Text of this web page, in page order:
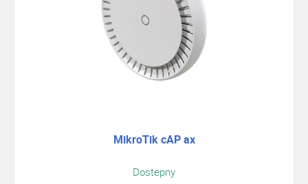
MikroTik cAP ax
Dostepny